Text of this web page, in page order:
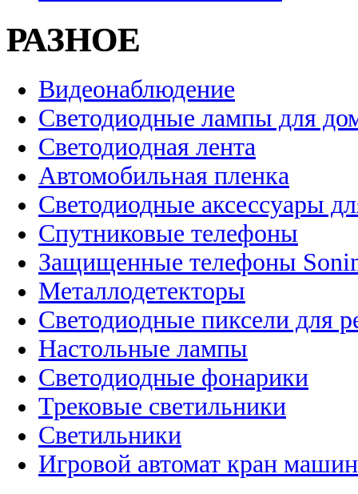
РАЗНОЕ
Видеонаблюдение
Светодиодные лампы для
Светодиодная лента
Автомобильная пленка
Светодиодные аксессуары
Спутниковые телефоны
Защищенные телефоны
Металлодетекторы
Светодиодные пиксели для
Настольные лампы
Светодиодные фонарики
Трековые светильники
Светильники
Игровой автомат кран